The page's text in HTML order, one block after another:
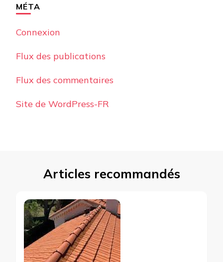
MÉTA
Connexion
Flux des publications
Flux des commentaires
Site de WordPress-FR
Articles recommandés